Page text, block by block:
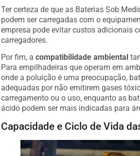
Ter certeza de que as Baterias Sob
podem ser carregadas com o
empresa pode evitar custos adicionais
carregadores.
Por fim, a compatibilidade ambiental
Para empilhadeiras que operam em
onde a poluição é uma preocupação,
adequadas por não emitirem gases
carregamento ou o uso, enquanto as
ácido podem ser mais indicadas para
Capacidade e Ciclo de Vida